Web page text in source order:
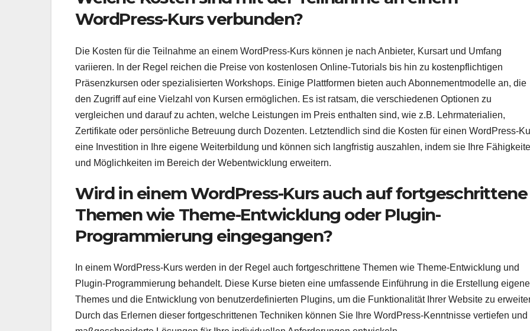
WordPress-Kurs verbunden?
Die Kosten für die Teilnahme an einem WordPress-Kurs können je nach Anbieter, Kursart und Umfang
variieren. In der Regel reichen die Preise von kostenlosen Online-Tutorials bis hin zu kostenpflichtigen
Präsenzkursen oder spezialisierten Workshops. Einige Plattformen bieten auch Abonnementmodelle an, die
den Zugriff auf eine Vielzahl von Kursen ermöglichen. Es ist ratsam, die verschiedenen Optionen zu
vergleichen und darauf zu achten, welche Leistungen im Preis enthalten sind, wie z.B. Lehrmaterialien,
Zertifikate oder persönliche Betreuung durch Dozenten. Letztendlich sind die Kosten für einen WordPress-
eine Investition in Ihre eigene Weiterbildung und können sich langfristig auszahlen, indem sie Ihre
und Möglichkeiten im Bereich der Webentwicklung erweitern.
Wird in einem WordPress-Kurs auch auf fortgeschrittene
Themen wie Theme-Entwicklung oder Plugin-
Programmierung eingegangen?
In einem WordPress-Kurs werden in der Regel auch fortgeschrittene Themen wie Theme-Entwicklung und
Plugin-Programmierung behandelt. Diese Kurse bieten eine umfassende Einführung in die Erstellung
Themes und die Entwicklung von benutzerdefinierten Plugins, um die Funktionalität Ihrer Website zu
Durch das Erlernen dieser fortgeschrittenen Techniken können Sie Ihre WordPress-Kenntnisse vertiefen und